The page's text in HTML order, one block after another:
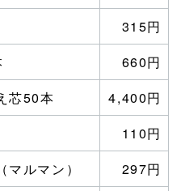
315円
660円
芯50本
4,400円
110円
ルマン）
297円